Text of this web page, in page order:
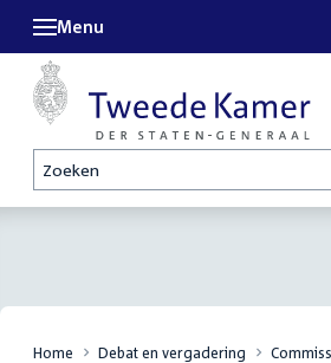
Zoeken
Menu
Home Debat en vergadering